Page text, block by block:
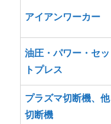
アイアンワーカー
油圧・パワー・セッ
トプレス
プラズマ切断機、他
切断機